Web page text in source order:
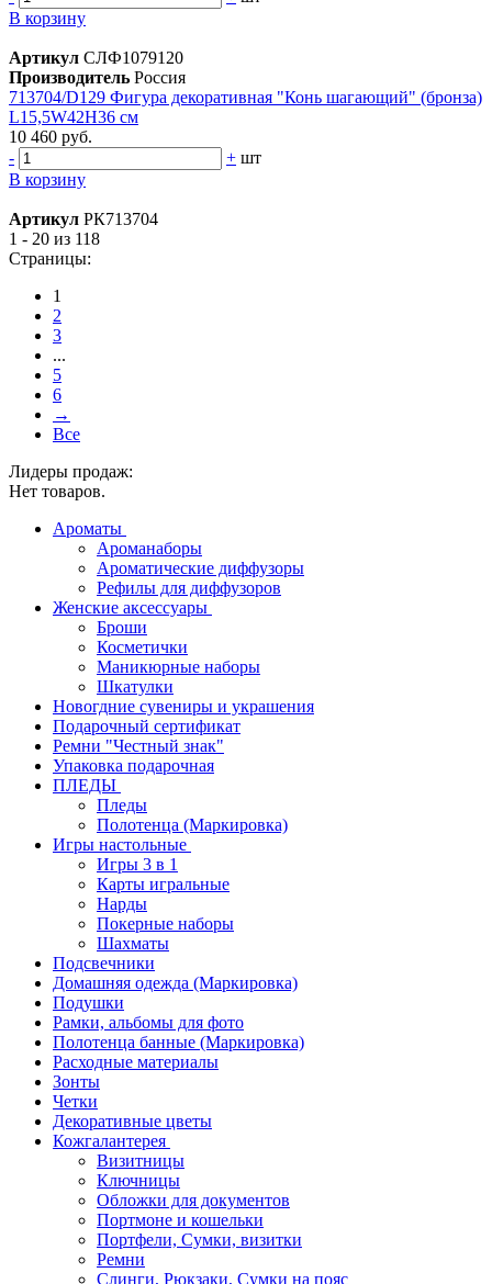
В корзину
Артикул СЛФ1079120
Производитель Россия
713704/D129 Фигура декоративная "Конь шагающий" (бронза)
L15,5W42H36 см
10 460 руб.
-
+ шт
В корзину
Артикул РК713704
1 - 20 из 118
Страницы:
1
2
3
...
5
6
→
Все
Лидеры продаж:
Нет товаров.
Ароматы
Ароманаборы
Ароматические диффузоры
Рефилы для диффузоров
Женские аксессуары
Броши
Косметички
Маникюрные наборы
Шкатулки
Новогдние сувениры и украшения
Подарочный сертификат
Ремни "Честный знак"
Упаковка подарочная
ПЛЕДЫ
Пледы
Полотенца (Маркировка)
Игры настольные
Игры 3 в 1
Карты игральные
Нарды
Покерные наборы
Шахматы
Подсвечники
Домашняя одежда (Маркировка)
Подушки
Рамки, альбомы для фото
Полотенца банные (Маркировка)
Расходные материалы
Зонты
Четки
Декоративные цветы
Кожгалантерея
Визитницы
Ключницы
Обложки для документов
Портмоне и кошельки
Портфели, Сумки, визитки
Ремни
Слинги, Рюкзаки, Сумки на пояс